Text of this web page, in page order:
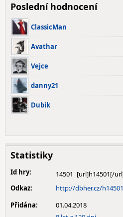
Poslední hodnocení
ClassicMan
Avathar
Vejce
danny21
Dubik
Statistiky
Id hry:
14501
Odkaz:
http://dbher.cz/h14501
Přidána:
01.04.2018